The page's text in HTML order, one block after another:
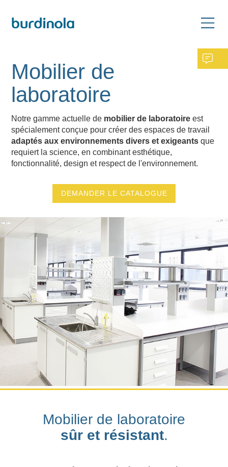
Mobilier de
laboratoire
Notre gamme actuelle de mobilier de laboratoire est
spécialement conçue pour créer des espaces de travail
adaptés aux environnements divers et exigeants que
requiert la science, en combinant esthétique,
fonctionnalité, design et respect de l'environnement.
DEMANDER LE CATALOGUE
Mobilier de laboratoire
sûr et résistant.